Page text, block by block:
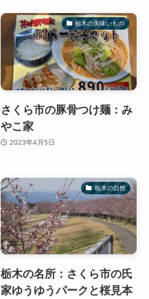
栃木の美味いもの
さくら市の豚骨つけ麺：み
やこ家
2023年4月5日
栃木の自然
栃木の名所：さくら市の氏
家ゆうゆうパークと桜見本